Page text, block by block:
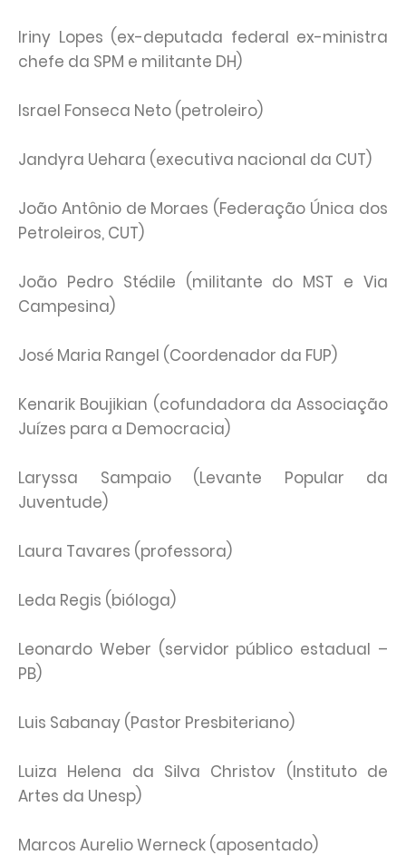
Iriny Lopes (ex-deputada federal ex-ministra
chefe da SPM e militante DH)
Israel Fonseca Neto (petroleiro)
Jandyra Uehara (executiva nacional da CUT)
João Antônio de Moraes (Federação Única dos
Petroleiros, CUT)
João Pedro Stédile (militante do MST e Via
Campesina)
José Maria Rangel (Coordenador da FUP)
Kenarik Boujikian (cofundadora da Associação
Juízes para a Democracia)
Laryssa Sampaio (Levante Popular da
Juventude)
Laura Tavares (professora)
Leda Regis (bióloga)
Leonardo Weber (servidor público estadual –
PB)
Luis Sabanay (Pastor Presbiteriano)
Luiza Helena da Silva Christov (Instituto de
Artes da Unesp)
Marcos Aurelio Werneck (aposentado)